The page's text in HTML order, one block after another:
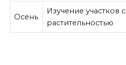
Осень
Изучение участков с
растительностью